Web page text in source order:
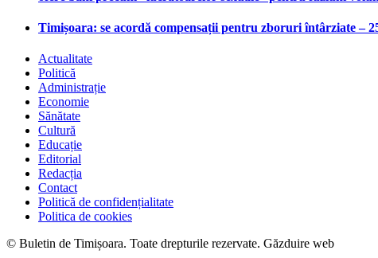
Timișoara: se acordă compensații pentru zboruri întârziate –
Actualitate
Politică
Administrație
Economie
Sănătate
Cultură
Educație
Editorial
Redacția
Contact
Politică de confidențialitate
Politica de cookies
© Buletin de Timișoara. Toate drepturile rezervate. Găzduire web